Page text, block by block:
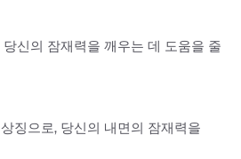
신의 잠재력을 깨우는 데 도움을 줄
징으로, 당신의 내면의 잠재력을